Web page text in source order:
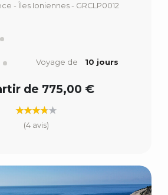
- Îles Ioniennes - GRCLP0012
Voyage de 10 jours
de 775,00 €
(4 avis)